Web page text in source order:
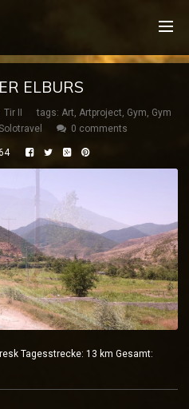
ELBURS
Tir II tags: Art, Artproject, Gym, Gym
0 comments
Tagesstrecke: 13 km Gesamt: